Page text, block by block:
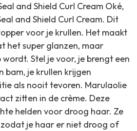
and Shield Curl Cream Oké,
and Shield Curl Cream. Dit
voor je krullen. Het maakt
het super glanzen, maar
Stel je voor, je brengt een
bam, je krullen krijgen
als nooit tevoren. Marulaolie
zitten in de crème. Deze
helden voor droog haar. Ze
je haar er niet droog of